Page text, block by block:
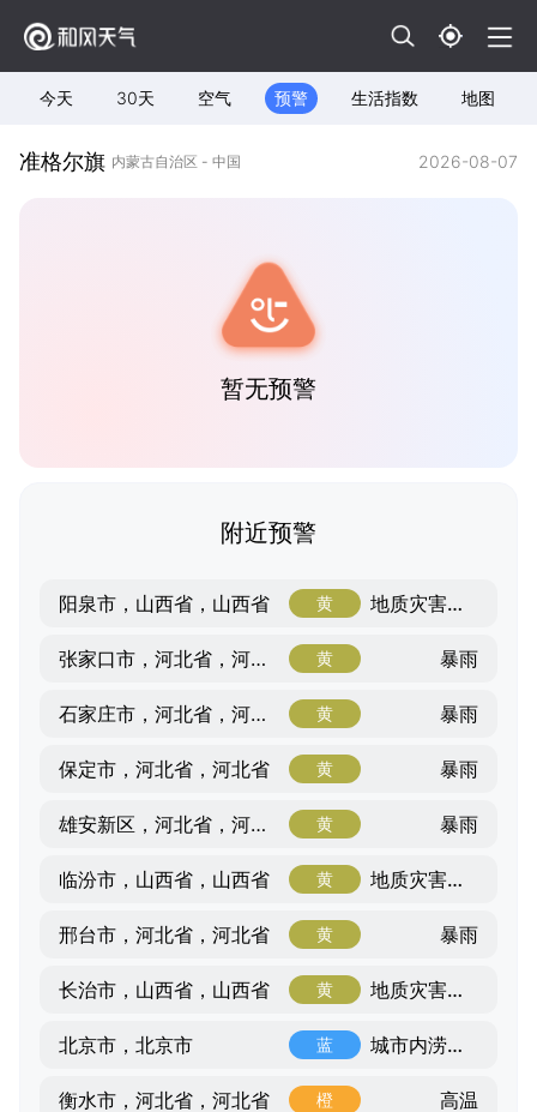
今天 30天 空气 预警 生活指数 地图
准格尔旗 内蒙古自治区 - 中国 2026-08-07
暂无预警
附近预警
阳泉市，山西省，山西省 黄 地质灾害气象风险
张家口市，河北省，河北省 黄 暴雨
石家庄市，河北省，河北省 黄 暴雨
保定市，河北省，河北省 黄 暴雨
雄安新区，河北省，河北省 黄 暴雨
临汾市，山西省，山西省 黄 地质灾害气象风险
邢台市，河北省，河北省 黄 暴雨
长治市，山西省，山西省 黄 地质灾害气象风险
北京市，北京市 蓝 城市内涝风险
衡水市，河北省，河北省 橙 高温